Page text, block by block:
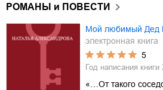
РОМАНЫ и ПОВЕСТИ
Мой любимый Дед
электронная книга
5
Год написания книги
«…От такого